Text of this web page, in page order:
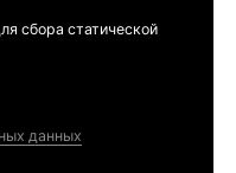
сбора статической
данных